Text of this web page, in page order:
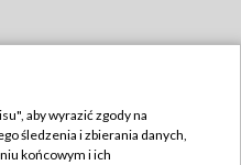
aby wyrazić zgody na
śledzenia i zbierania danych,
końcowym i ich